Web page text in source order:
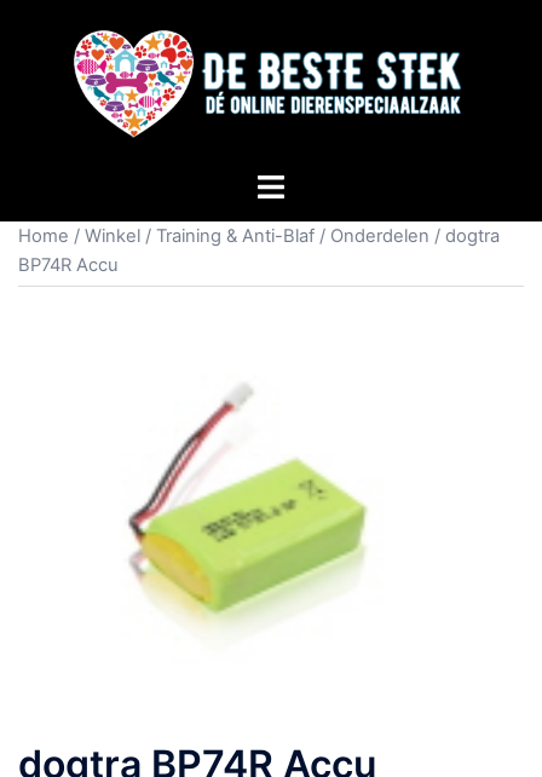
Home / Winkel / Training & Anti-Blaf / Onderdelen / dogtra
BP74R Accu
dogtra BP74R Accu